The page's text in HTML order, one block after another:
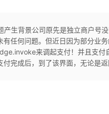
产生背景公司原先是独立商户
有任何问题。但近日因为部分业
来调起支付！并且支付
付完成后，到了该界面，无论是